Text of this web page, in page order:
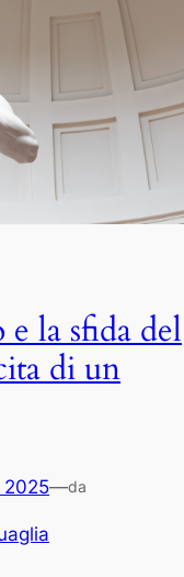
la sfida del
di un
2025—da